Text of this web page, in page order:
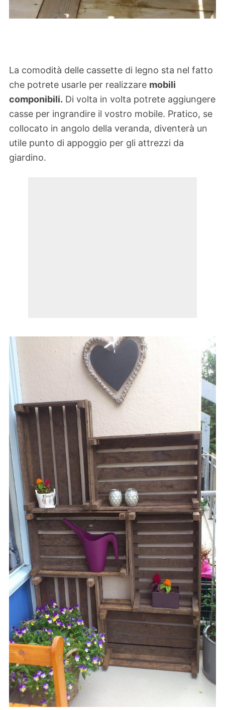
La comodità delle cassette di legno sta nel fatto
che potrete usarle per realizzare mobili
componibili. Di volta in volta potrete aggiungere
casse per ingrandire il vostro mobile. Pratico, se
collocato in angolo della veranda, diventerà un
utile punto di appoggio per gli attrezzi da
giardino.